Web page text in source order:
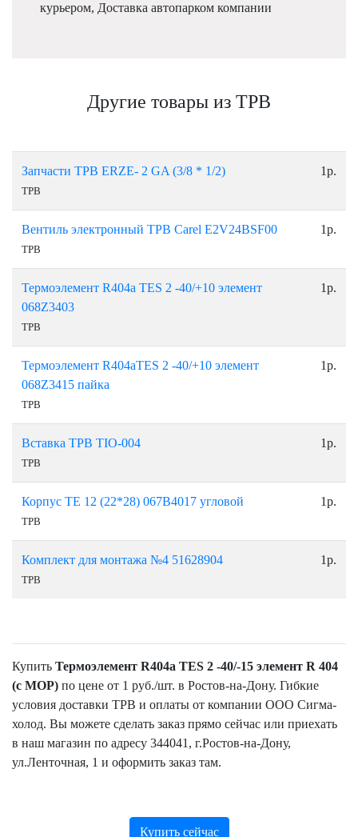
курьером, Доставка автопарком компании
Другие товары из ТРВ
Запчасти ТРВ ERZE- 2 GA (3/8 * 1/2)
ТРВ
1р.
Вентиль электронный ТРВ Carel E2V24BSF00
ТРВ
1р.
Термоэлемент R404a TES 2 -40/+10 элемент
068Z3403
ТРВ
1р.
Термоэлемент R404aTES 2 -40/+10 элемент
068Z3415 пайка
ТРВ
1р.
Вставка ТРВ ТIO-004
ТРВ
1р.
Корпус TE 12 (22*28) 067В4017 угловой
ТРВ
1р.
Комплект для монтажа №4 51628904
ТРВ
1р.
Купить Термоэлемент R404a TES 2 -40/-15 элемент R 404
(с МОР) по цене от 1 руб./шт. в Ростов-на-Дону. Гибкие
условия доставки ТРВ и оплаты от компании ООО Сигма-
холод. Вы можете сделать заказ прямо сейчас или приехать
в наш магазин по адресу 344041, г.Ростов-на-Дону,
ул.Ленточная, 1 и оформить заказ там.
Купить сейчас